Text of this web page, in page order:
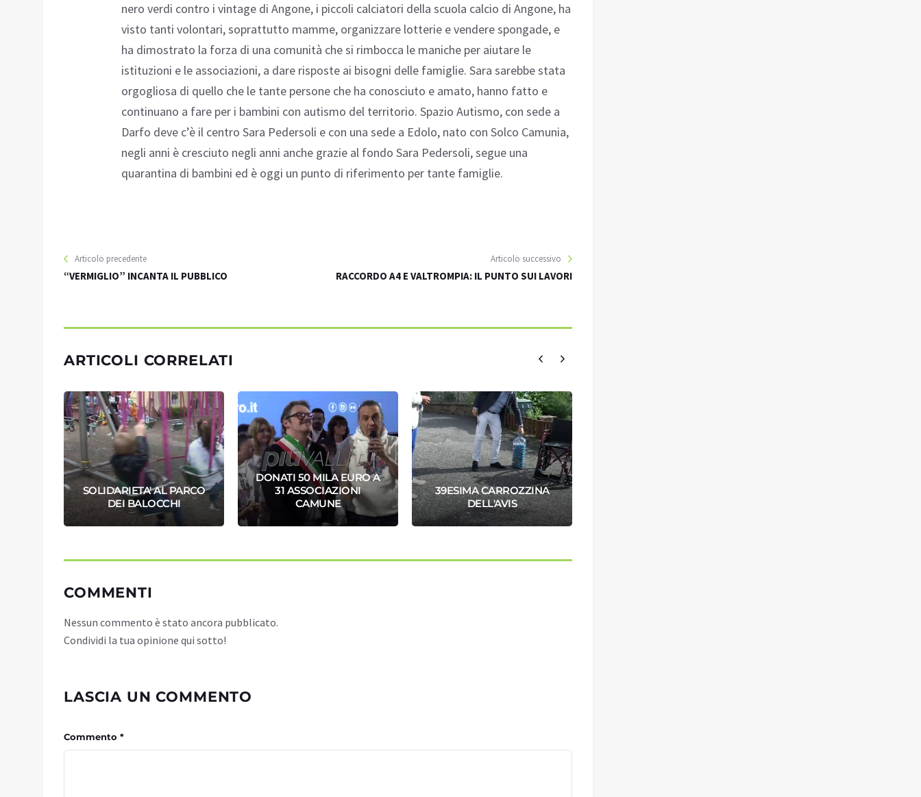
nero verdi contro i vintage di Angone, i piccoli calciatori della scuola calcio di Angone, ha
visto tanti volontari, soprattutto mamme, organizzare lotterie e vendere spongade, e
ha dimostrato la forza di una comunità che si rimbocca le maniche per aiutare le
istituzioni e le associazioni, a dare risposte ai bisogni delle famiglie. Sara sarebbe stata
orgogliosa di quello che le tante persone che ha conosciuto e amato, hanno fatto e
continuano a fare per i bambini con autismo del territorio. Spazio Autismo, con sede a
Darfo deve c’è il centro Sara Pedersoli e con una sede a Edolo, nato con Solco Camunia,
negli anni è cresciuto negli anni anche grazie al fondo Sara Pedersoli, segue una
quarantina di bambini ed è oggi un punto di riferimento per tante famiglie.
Articolo precedente
“VERMIGLIO” INCANTA IL PUBBLICO
Articolo successivo
RACCORDO A4 E VALTROMPIA: IL PUNTO SUI LAVORI
ARTICOLI CORRELATI
SOLIDARIETA' AL PARCO
DEI BALOCCHI
DONATI 50 MILA EURO A
31 ASSOCIAZIONI
CAMUNE
39ESIMA CARROZZINA
DELL'AVIS
COMMENTI
Nessun commento è stato ancora pubblicato.
Condividi la tua opinione qui sotto!
LASCIA UN COMMENTO
Commento *